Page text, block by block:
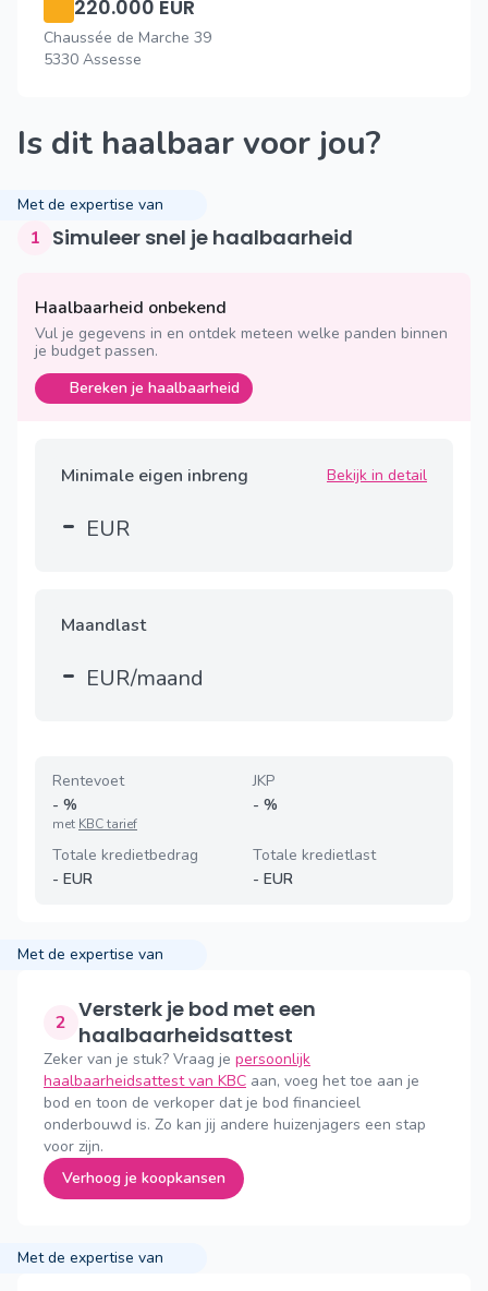
220.000 EUR
Chaussée de Marche 39
5330 Assesse
Is dit haalbaar voor jou?
Met de expertise van
1 Simuleer snel je haalbaarheid
Haalbaarheid onbekend
Vul je gegevens in en ontdek meteen welke panden binnen
je budget passen.
Bereken je haalbaarheid
Minimale eigen inbreng Bekijk in detail
- EUR
Maandlast
- EUR/maand
Rentevoet
- %
met KBC tarief
JKP
- %
Totale kredietbedrag
- EUR
Totale kredietlast
- EUR
Met de expertise van
2 Versterk je bod met een
haalbaarheidsattest
Zeker van je stuk? Vraag je persoonlijk
haalbaarheidsattest van KBC aan, voeg het toe aan je
bod en toon de verkoper dat je bod financieel
onderbouwd is. Zo kan jij andere huizenjagers een stap
voor zijn.
Verhoog je koopkansen
Met de expertise van